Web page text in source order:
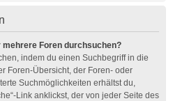
mehrere Foren durchsuchen?
indem du einen Suchbegriff in die
Foren-Übersicht, der Foren- oder
Suchmöglichkeiten erhältst du,
Link anklickst, der von jeder Seite des